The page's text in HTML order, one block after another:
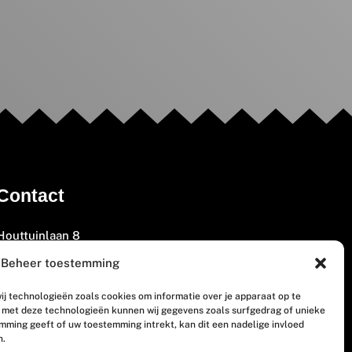
Beheer toestemming
technologieën zoals cookies om informatie over je apparaat op te
deze technologieën kunnen wij gegevens zoals surfgedrag of unieke
geeft of uw toestemming intrekt, kan dit een nadelige invloed
8
GM Woerden
405 200
disclaimer en copyright